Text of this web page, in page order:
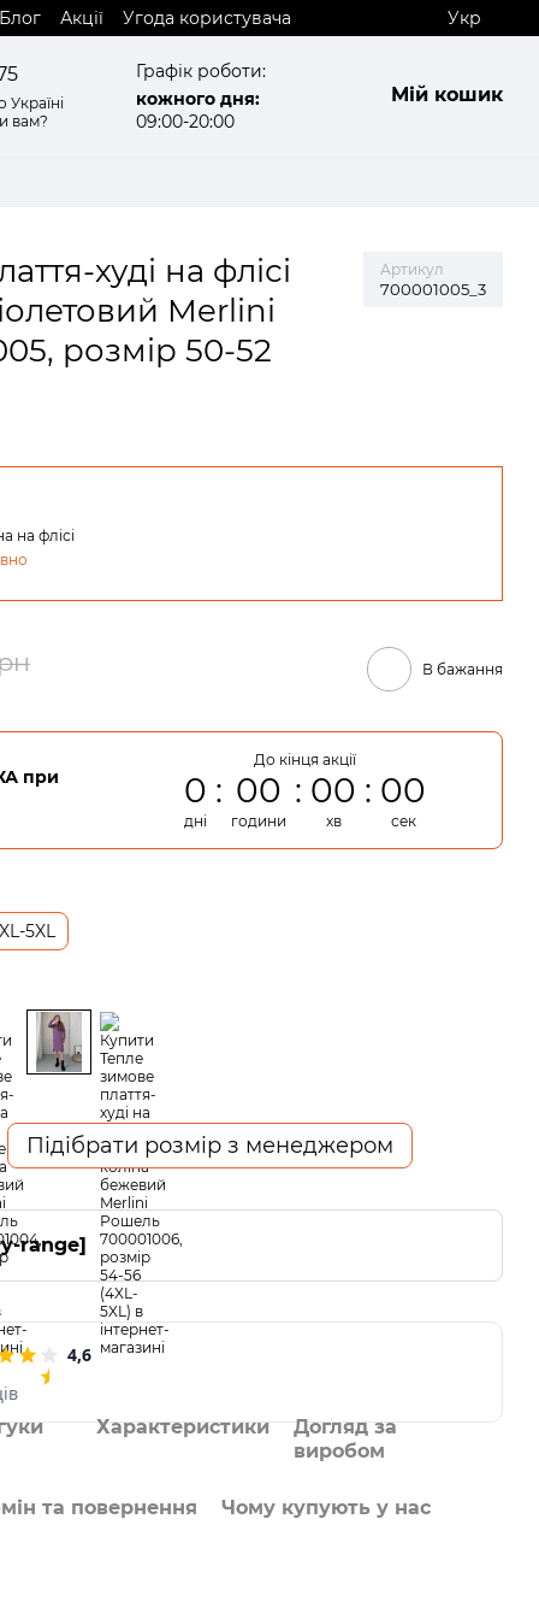
Блог Акції
Угода користувача
Укр
вам?
Графік роботи:
кожного дня:
09:00-20:00
Мій кошик
худі на флісі
Merlini
розмір 50-52
Артикул
700001005_3
на флісі
В бажання
при
До кінця акції
0
дні
00
години
00
хв
00
сек
5XL
Підібрати розмір з менеджером
range]
4,6
Характеристики
Догляд за
виробом
та повернення Чому купують у нас